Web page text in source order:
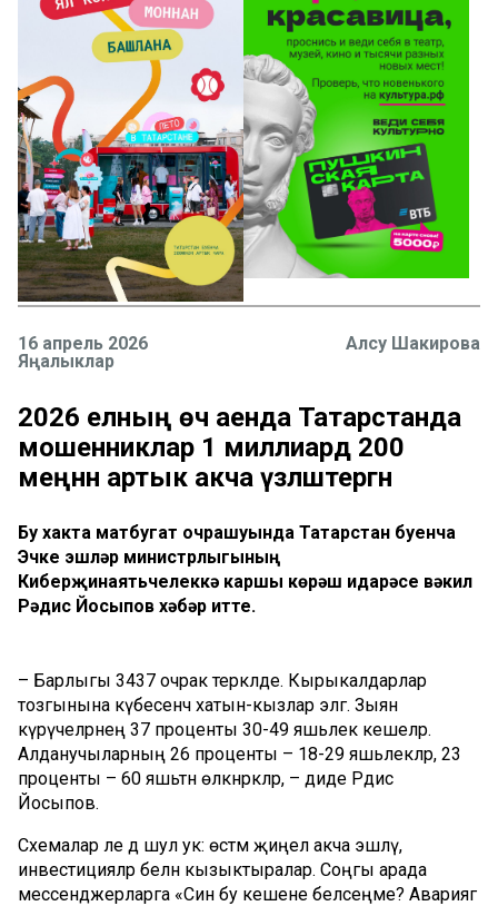
16 апрель 2026
Яңалыклар
Алсу Шакирова
2026 елның өч аенда Татарстанда
мошенниклар 1 миллиард 200
меңнән артык акча үзләштергән
Бу хакта матбугат очрашуында Татарстан буенча
Эчке эшләр министрлыгының
Киберҗинаятьчелеккә каршы көрәш идарәсе вәкил
Рәдис Йосыпов хәбәр итте.
– Барлыгы 3437 очрак теркәлде. Кырыкалдарлар
тозгынына күбесенчә хатын-кызлар эләгә. Зыян
күрүчеләрнең 37 проценты 30-49 яшьлек кешеләр.
Алданучыларның 26 проценты – 18-29 яшьлекләр, 23
проценты – 60 яшьтән өлкәнрәкләр, – диде Рәдис
Йосыпов.
Схемалар әле дә шул ук: өстәмә җиңел акча эшләү,
инвестицияләр белән кызыктыралар. Соңгы арада
мессенджерларга «Син бу кешене беләсеңме? Авариягә